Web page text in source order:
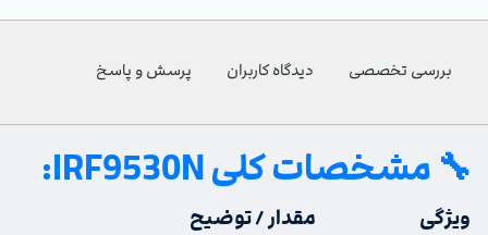
بررسی تخصصی دیدگاه کاربران پرسش و پاسخ
🔧 مشخصات کلیIRF9530N
:
ویژگی
مقدار / توضیح